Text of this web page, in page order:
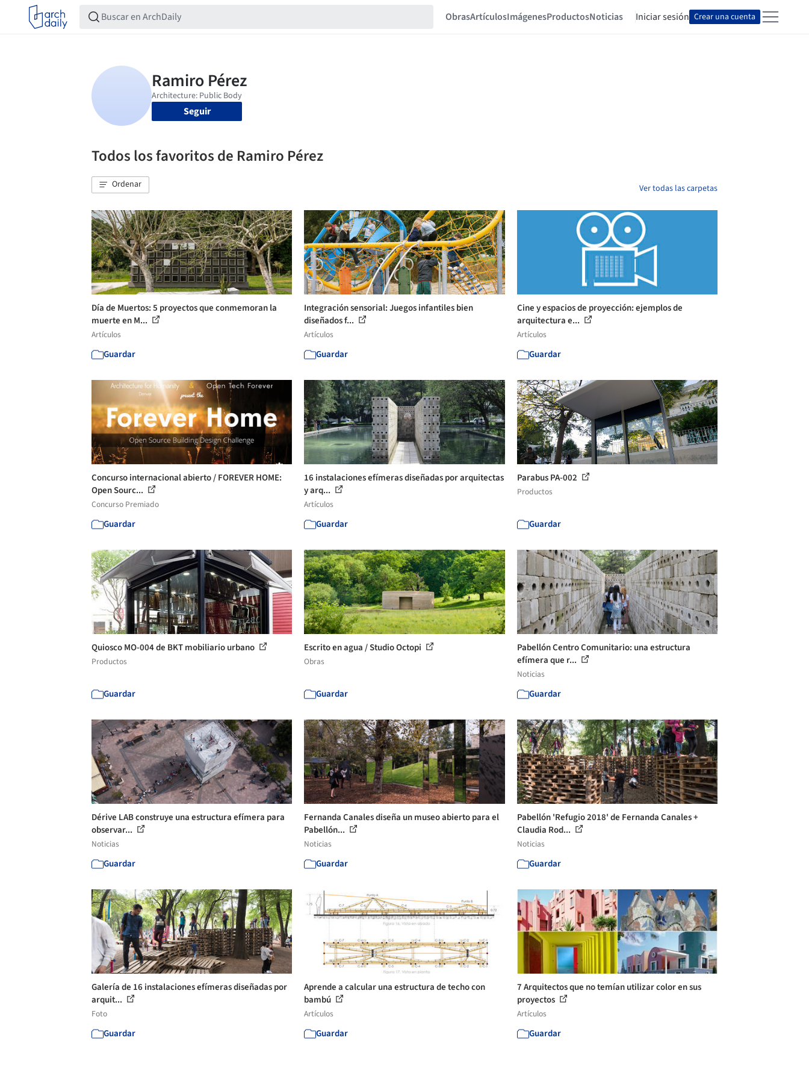
ObrasArtículosImágenesProductosNoticias Iniciar sesión Crear una cuenta
Seguir
Todos los favoritos de Ramiro Pérez
Ordenar Ver todas las carpetas
Día de Muertos: 5 proyectos que conmemoran la
muerte en M...
Artículos
Guardar
Integración sensorial: Juegos infantiles bien
diseñados f...
Artículos
Guardar
Cine y espacios de proyección: ejemplos de
arquitectura e...
Artículos
Guardar
Concurso internacional abierto / FOREVER HOME:
Open Sourc...
Concurso Premiado
Guardar
16 instalaciones efímeras diseñadas por arquitectas
y arq...
Artículos
Guardar
Parabus PA-002
Productos
Guardar
Quiosco MO-004 de BKT mobiliario urbano
Productos
Guardar
Escrito en agua / Studio Octopi
Obras
Guardar
Pabellón Centro Comunitario: una estructura
efímera que r...
Noticias
Guardar
Dérive LAB construye una estructura efímera para
observar...
Noticias
Guardar
Fernanda Canales diseña un museo abierto para el
Pabellón...
Noticias
Guardar
Pabellón 'Refugio 2018' de Fernanda Canales +
Claudia Rod...
Noticias
Guardar
Galería de 16 instalaciones efímeras diseñadas por
arquit...
Foto
Guardar
Aprende a calcular una estructura de techo con
bambú
Artículos
Guardar
7 Arquitectos que no temían utilizar color en sus
proyectos
Artículos
Guardar